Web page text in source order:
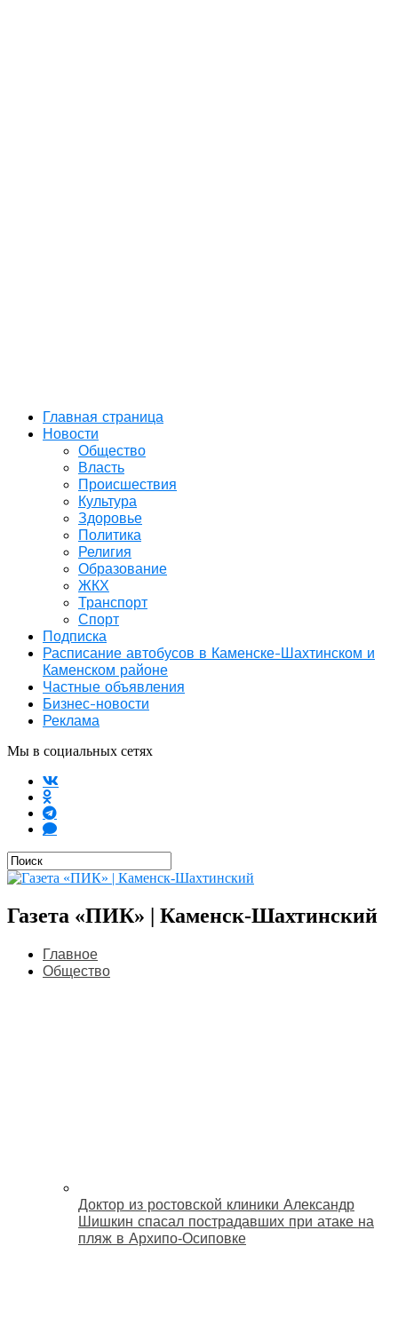
Главная страница
Новости
Общество
Власть
Происшествия
Культура
Здоровье
Политика
Религия
Образование
ЖКХ
Транспорт
Спорт
Подписка
Расписание автобусов в Каменске-Шахтинском и
Каменском районе
Частные объявления
Бизнес-новости
Реклама
Мы в социальных сетях
Газета «ПИК» | Каменск-Шахтинский
Главное
Общество
Доктор из ростовской клиники Александр
Шишкин спасал пострадавших при атаке на
пляж в Архипо‑Осиповке